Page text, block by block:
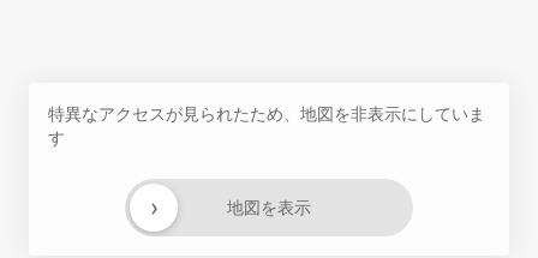
特異なアクセスが見られたため、地図を非表示にしていま
す
地図を表示
›